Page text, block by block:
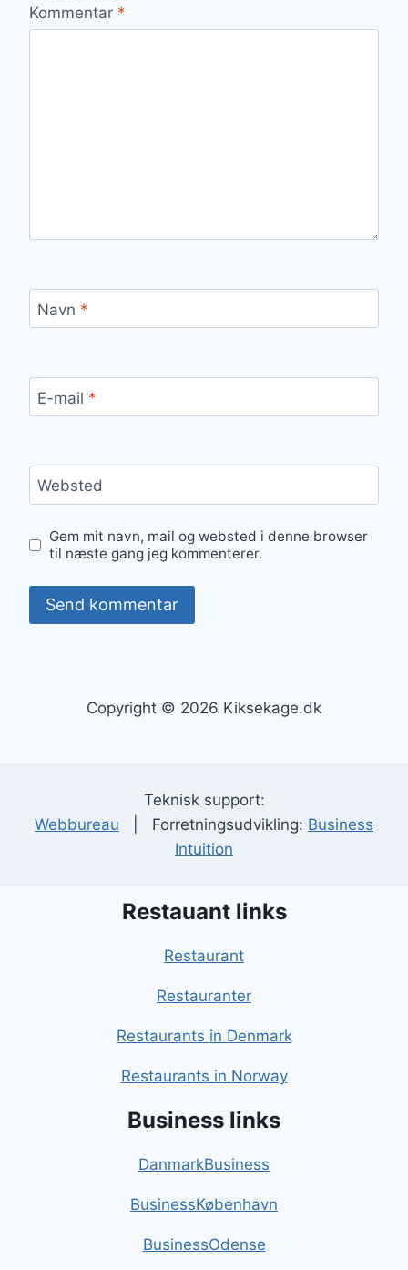
Kommentar *
Navn *
E-mail *
Websted
Gem mit navn, mail og websted i denne browser
til næste gang jeg kommenterer.
Copyright © 2026 Kiksekage.dk
Teknisk support:
Webbureau | Forretningsudvikling: Business
Intuition
Restauant links
Restaurant
Restauranter
Restaurants in Denmark
Restaurants in Norway
Business links
DanmarkBusiness
BusinessKøbenhavn
BusinessOdense